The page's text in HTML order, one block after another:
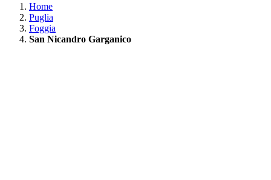
Home
Puglia
Foggia
San Nicandro Garganico